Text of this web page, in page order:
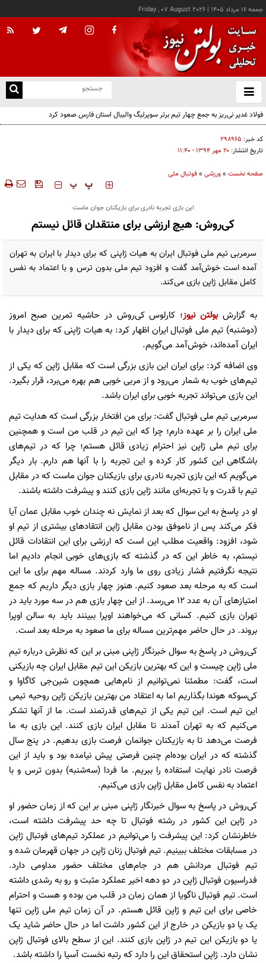
جمعه ۱۶ مرداد ۱۴۰۵ |
Friday , 07 August 2026
باز
و
فولاد غدیر نی‌ریز به جمع چهار تیم برتر سوپرلیگ والیبال استان فارس صعود کرد
کد خبر: ۲۹۸۹۶۵
تاریخ انتشار: ۲۰ مهر ۱۳۹۴ - ۱۱:۴۰
صفحه نخست »ورزشی »فوتبال ملی
‍‍‍ پ پ
این بازی تجربه نادری برای بازیکنان جوان ماست
کی‌روش: هیچ ارزشی برای منتقدان قائل نیستم
سرمربی تیم ‌ملی فو‌تبا‌ل ایران به هیات ژاپنی که برای دیدار با ایران به تهران
آمده است خوش‌آمد گفت و افزود تیم ملی بدون ترس و با اعتماد به نفس
کامل مقابل ژاپن بازی می‌کند.
به‌ گزارش ‌بولتن نیوز؛ کا‌ر‌لوس کی‌روش در حاشیه تمرین صبح امروز
(دوشنبه) تیم ‌ملی فو‌تبا‌ل ایران اظها‌ر کرد: به هیات ژاپنی که برای دیدار با
ایران آمد‌ه‌اند، خوش‌آمد می‌گویم.
وی ا‌ضافه‌ کرد‌: برای ایران این بازی بزرگی است که مقابل ژاپن که یکی از
تیم‌های خوب به شمار می‌رود و از مربی خوبی هم بهره می‌برد، قرار بگیرد.
این بازی می‌تواند تجربه خوبی برای ایران باشد.
سرمربی تیم ‌ملی فو‌تبا‌ل گفت: برای من افتخار بزرگی است که هدایت تیم
ملی ایران را بر عهده دارم؛ چرا که این تیم در قلب من است و همچنین
برای تیم ‌ملی ژاپن نیز احترام زیادی قائل هستم؛ چرا که در تیم‌های
باشگاهی این کشور کار کرده‌ و این تجربه را با آنها هم دارم. بار دیگر
می‌گویم که این بازی تجربه نادری برای بازیکنان جوان ماست که در مقابل
تیم با قدرت و با تجربه‌ای مانند ژاپن بازی کنند و پیشرفت داشته باشند.
او در پاسخ به این سوال که بعد از نمایش نه چندان خوب مقابل عمان آیا
فکر می‌کند پس از ناموفق بودن مقابل ژاپن انتقادهای بیشتری از تیم او
شود، افزود: واقعیت مطلب این است که ارزشی برای این انتقادات قائل
نیستم، به خاطر این که در گذشته که بازی‌های خوبی انجام دادیم اما
نتیجه‌ نگرفتیم فشار زیادی روی ما وارد کردند. مساله مهم برای ما این
است که به مرحله بعد صعود کنیم. هنوز چهار بازی دیگر داریم که جمع
امتیازهای آن به عدد 12 می‌رسد. از این چهار بازی هم در سه مورد باید در
تهران بازی کنیم. کسانی که می‌خواهند اوپرا ببینند باید به سالن اوپرا
بروند. در حال‌ حاضر مهم‌تر‌ین مساله برای ما صعود به مرحله بعد است.
کی‌روش در پاسخ به سوال خبرنگار ژاپنی مبنی بر این که نظرش درباره تیم
‌ملی ژاپن چیست و این که بهترین بازیکن این تیم مقابل ایران چه بازیکنی
است، گفت: مطمئنا نمی‌توانیم از نام‌هایی همچون شین‌جی کاگاوا و
کی‌سوکه هوندا بگذاریم اما به اعتقاد من بهترین بازیکن ژاپن روحیه تیمی
این تیم است. این تیم یکی از تیم‌های قدرتمند است. ما از آنها تشکر
می‌کنیم که به تهران آمدند تا مقابل ایران بازی کنند. این بازی به ما
فرصت می‌دهد تا به بازیکنان جوانمان فرصت بازی بدهیم. در پنج سال
گذشته که در ایران بوده‌ام چنین فرصتی پیش نیامده بود و باید از این
فرصت نادر نهایت استفاده را ببریم. ما فردا (سه‌شنبه) بدون ترس و با
اعتماد به نفس کامل مقابل ژاپن بازی می‌کنیم.
کی‌روش در پاسخ به سوال خبرنگار ژاپنی مبنی بر این که از زمان حضور او
در ژاپن این کشور در رشته فو‌تبا‌ل تا چه حد پیشرفت داشته است،
خاطر‌نشان کرد: این پیشرفت را می‌توانیم در عملکرد تیم‌های فو‌تبا‌ل ژاپن
در مسابقات مختلف ببینیم. تیم ‌فو‌تبا‌ل زنان ژاپن در جهان قهرمان شده و
تیم فو‌تبا‌ل مردانش هم در جام‌های مختلف حضور مداومی دارد.
فدراسیون فو‌تبا‌ل ژاپن در دو دهه اخیر عملکرد مثبت و رو به رشدی داشته
است. تیم فو‌تبا‌ل ناگویا از همان زمان در قلب من بوده و هست و احترام
خاصی برای این تیم و ژاپن قائل هستم. در آن زمان تیم ‌ملی ژاپن تنها
یک یا دو بازیکن در خارج از این کشور داشت اما در حال‌ حاضر شاید یک
یا دو بازیکن این تیم در ژاپن بازی کنند. این از سطح بالای فو‌تبا‌ل ژاپن
نشان دارد. ژاپن استحقاق این را دارد که رتبه نخست آسیا را داشته باشد.